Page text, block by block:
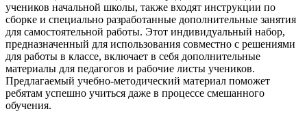
учеников начальной школы, также входят инструкции по
сборке и специально разработанные дополнительные занятия
для самостоятельной работы. Этот индивидуальный набор,
предназначенный для использования совместно с решениями
для работы в классе, включает в себя дополнительные
материалы для педагогов и рабочие листы учеников.
Предлагаемый учебно-методический материал поможет
ребятам успешно учиться даже в процессе смешанного
обучения.